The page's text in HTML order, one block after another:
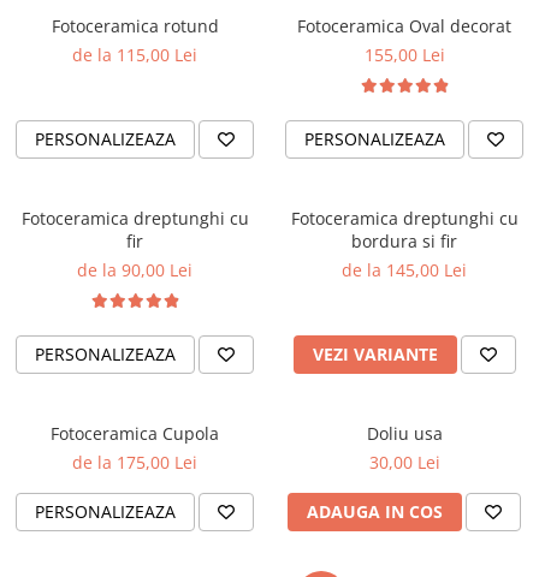
Fotoceramica rotund
de la 115,00 Lei
PERSONALIZEAZA
Fotoceramica Oval decorat
155,00 Lei
PERSONALIZEAZA
Fotoceramica dreptunghi cu
fir
de la 90,00 Lei
PERSONALIZEAZA
Fotoceramica dreptunghi cu
bordura si fir
de la 145,00 Lei
VEZI VARIANTE
Fotoceramica Cupola
de la 175,00 Lei
PERSONALIZEAZA
Doliu usa
30,00 Lei
ADAUGA IN COS